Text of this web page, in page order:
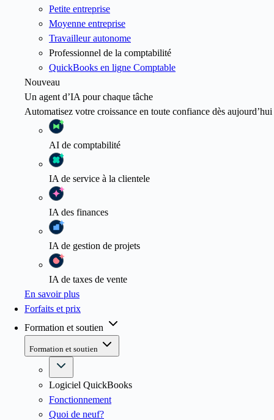
Petite entreprise
Moyenne entreprise
Travailleur autonome
Professionnel de la comptabilité
QuickBooks en ligne Comptable
Nouveau
Un agent d’IA pour chaque tâche
Automatisez votre croissance en toute confiance dès aujourd’hui
AI de comptabilité
IA de service à la clientele
IA des finances
IA de gestion de projets
IA de taxes de vente
En savoir plus
Forfaits et prix
Formation et soutien
Formation et soutien
Logiciel QuickBooks
Fonctionnement
Quoi de neuf?